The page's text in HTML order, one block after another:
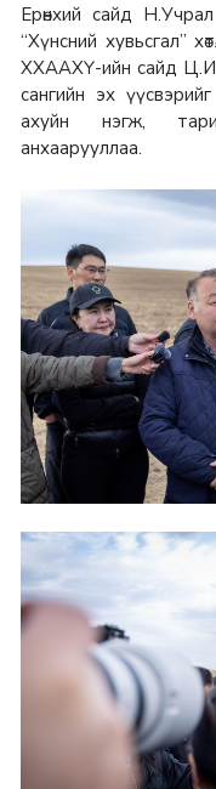
Ерөнхий сайд
“Хүнсний хувьсгал”
ХХААХҮ-ийн сайд
сангийн эх
ахуйн нэгж,
анхаарууллаа.